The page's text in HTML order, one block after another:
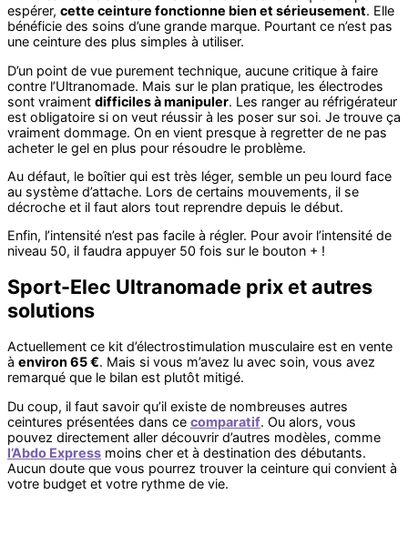
espérer, cette ceinture fonctionne bien et sérieusement. Elle
bénéficie des soins d’une grande marque. Pourtant ce n’est pas
une ceinture des plus simples à utiliser.
D’un point de vue purement technique, aucune critique à faire
contre l’Ultranomade. Mais sur le plan pratique, les électrodes
sont vraiment difficiles à manipuler. Les ranger au réfrigérateur
est obligatoire si on veut réussir à les poser sur soi. Je trouve ça
vraiment dommage. On en vient presque à regretter de ne pas
acheter le gel en plus pour résoudre le problème.
Au défaut, le boîtier qui est très léger, semble un peu lourd face
au système d’attache. Lors de certains mouvements, il se
décroche et il faut alors tout reprendre depuis le début.
Enfin, l’intensité n’est pas facile à régler. Pour avoir l’intensité de
niveau 50, il faudra appuyer 50 fois sur le bouton + !
Sport-Elec Ultranomade prix et autres
solutions
Actuellement ce kit d’électrostimulation musculaire est en vente
à environ 65 €. Mais si vous m’avez lu avec soin, vous avez
remarqué que le bilan est plutôt mitigé.
Du coup, il faut savoir qu’il existe de nombreuses autres
ceintures présentées dans ce comparatif. Ou alors, vous
pouvez directement aller découvrir d’autres modèles, comme
l’Abdo Express moins cher et à destination des débutants.
Aucun doute que vous pourrez trouver la ceinture qui convient à
votre budget et votre rythme de vie.